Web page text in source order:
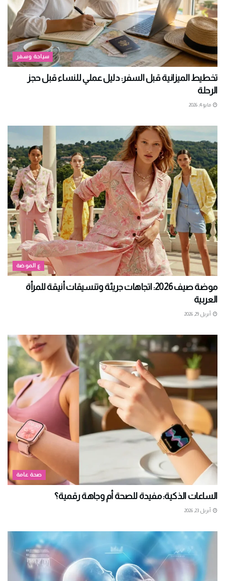
سياحة وسفر
تخطيط الميزانية قبل السفر: دليل عملي للنساء قبل حجز
الرحلة
مايو 4, 2026
ع الموضة
موضة صيف 2026: اتجاهات جريئة وتنسيقات أنيقة للمرأة
العربية
أبريل 29, 2026
صحة عامة
الساعات الذكية: مفيدة للصحة أم وجاهة رقمية؟
أبريل 23, 2026